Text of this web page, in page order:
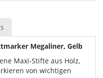
Megaliner, Gelb
Maxi-Stifte aus Holz,
von wichtigen